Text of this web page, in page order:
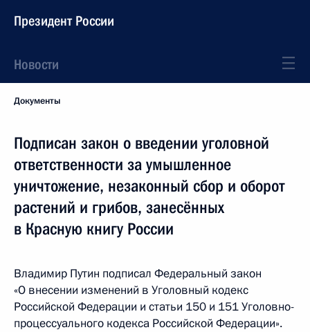
Президент России
Новости
Документы
Подписан закон о введении уголовной
ответственности за умышленное
уничтожение, незаконный сбор и оборот
растений и грибов, занесённых
в Красную книгу России
Владимир Путин подписал Федеральный закон
«О внесении изменений в Уголовный кодекс
Российской Федерации и статьи 150 и 151 Уголовно-
процессуального кодекса Российской Федерации».